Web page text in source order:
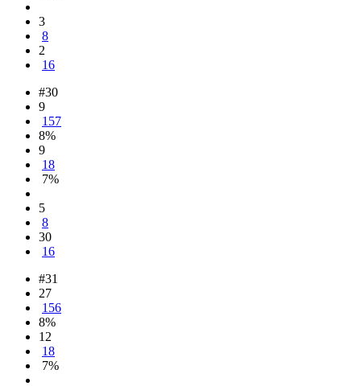
3
8
2
16
#30
9
157
8%
9
18
7%
5
8
30
16
#31
27
156
8%
12
18
7%